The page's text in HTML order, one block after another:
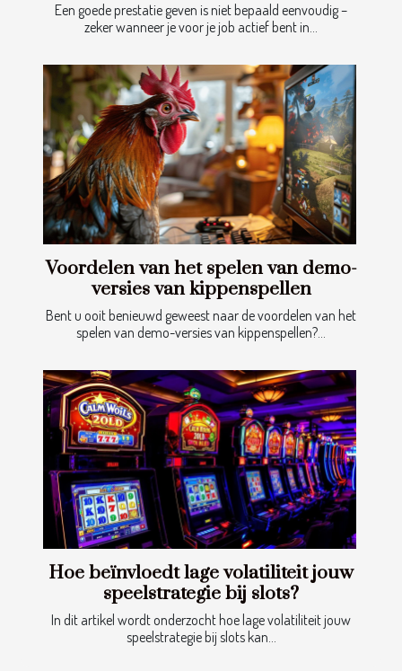
Een goede prestatie geven is niet bepaald eenvoudig –
zeker wanneer je voor je job actief bent in...
Voordelen van het spelen van demo-
versies van kippenspellen
Bent u ooit benieuwd geweest naar de voordelen van het
spelen van demo-versies van kippenspellen?...
Hoe beïnvloedt lage volatiliteit jouw
speelstrategie bij slots?
In dit artikel wordt onderzocht hoe lage volatiliteit jouw
speelstrategie bij slots kan...